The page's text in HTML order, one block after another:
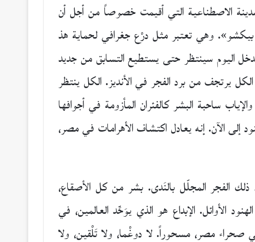
الاصطناعية التي أقيمت خصوصاً من أجل أن
بيكشو». وهي تعتبر مثل درْع جغرافي لحماية هذ
يدخل اليوم سينتظر حتى يستطيع التسابق من جديد
يرتجف من برد الفجر في الأنديز. الكل ينتظر
ساحبة البشر كالفئران المأزومة في أجوافها
إلى الآن. إنه يعادل اكتشاف الأهرامات في مصر،
ذلك الفجر المجلّل بالنَدى. بشر من كل الأصقاع،
الأوائل. الإبداع هو الذي يوَحِّد العالمين، في
صحراء مصر، مسحوراً. لا دوغْما، ولا تَلْقين، ولا